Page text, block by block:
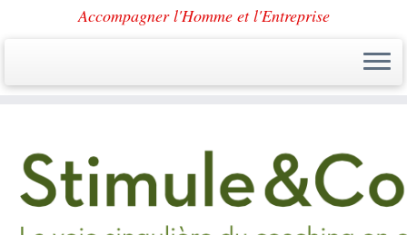
contenu
Accompagner l'Homme et l'Entreprise